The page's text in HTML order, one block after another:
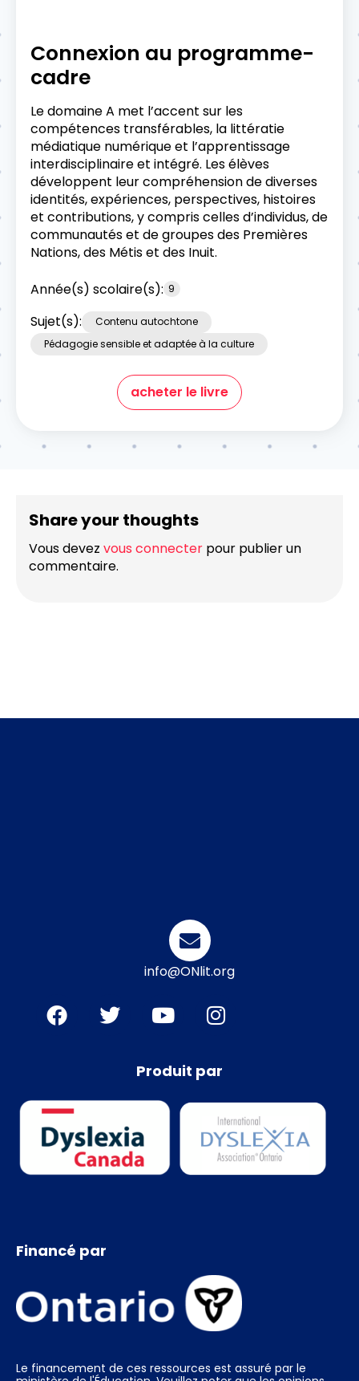
Connexion au programme-
cadre
Le domaine A met l’accent sur les
compétences transférables, la littératie
médiatique numérique et l’apprentissage
interdisciplinaire et intégré. Les élèves
développent leur compréhension de diverses
identités, expériences, perspectives, histoires
et contributions, y compris celles d’individus, de
communautés et de groupes des Premières
Nations, des Métis et des Inuit.
Année(s) scolaire(s): 9
Sujet(s):
Contenu autochtone
Pédagogie sensible et adaptée à la culture
acheter le livre
Share your thoughts
Vous devez vous connecter pour publier un
commentaire.
info@ONlit.org
Produit par
Financé par
Le financement de ces ressources est assuré par le